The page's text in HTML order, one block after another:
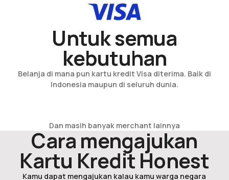
Untuk semua
kebutuhan
Belanja di mana pun kartu kredit Visa diterima. Baik di
Indonesia maupun di seluruh dunia.
Dan masih banyak merchant lainnya
Cara mengajukan
Kartu Kredit Honest
Kamu dapat mengajukan kalau kamu warga negara